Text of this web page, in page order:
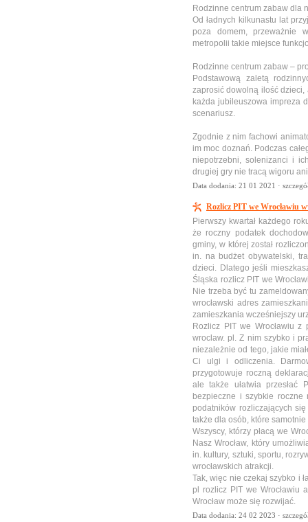
Rodzinne centrum zabaw dla
Od ładnych kilkunastu lat
poza domem, przeważnie
metropolii takie miejsce
Rodzinne centrum zabaw –
Podstawową zaletą
zaprosić dowolną ilość
każda jubileuszowa impreza
scenariusz.
Zgodnie z nim fachowi
im moc doznań. Podczas
niepotrzebni, solenizanci i
drugiej gry nie tracą wigoru
Data dodania: 21 01 2021 ·
Rozlicz PIT we Wrocławiu
Pierwszy kwartał każdego
że roczny podatek
gminy, w której został
in. na budżet obywatelski,
dzieci. Dlatego jeśli
Śląska rozlicz PIT we
Nie trzeba być tu
wrocławski adres
zamieszkania wcześniejszy
Rozlicz PIT we Wrocławiu z
wroclaw. pl. Z nim szybko i
niezależnie od tego, jakie
Ci ulgi i odliczenia.
przygotowuje roczną
ale także ułatwia przesłać
bezpieczne i szybkie roczne
podatników rozliczających
także dla osób, które
Wszyscy, którzy płacą we
Nasz Wrocław, który
in. kultury, sztuki, sportu,
wrocławskich atrakcji.
Tak, więc nie czekaj szybko i
pl rozlicz PIT we Wrocławiu
Wrocław może się rozwijać.
Data dodania: 24 02 2023 ·